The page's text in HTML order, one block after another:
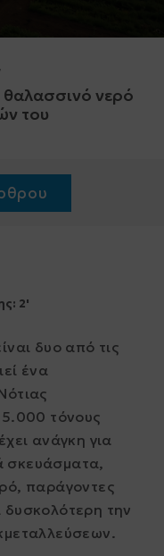
θαλασσινό νερό
του
2'
δυο από τις
ένα
τόνους
ανάγκη για
σκευάσματα,
παράγοντες
την